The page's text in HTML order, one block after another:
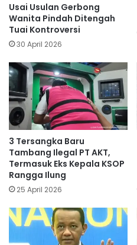
Usai Usulan Gerbong
Wanita Pindah Ditengah
Tuai Kontroversi
30 April 2026
3 Tersangka Baru
Tambang Ilegal PT AKT,
Termasuk Eks Kepala KSOP
Rangga Ilung
25 April 2026